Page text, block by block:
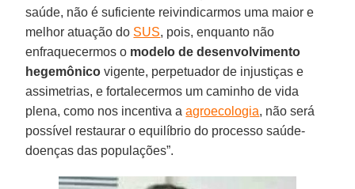
saúde, não é suficiente reivindicarmos uma maior e
melhor atuação do SUS, pois, enquanto não
enfraquecermos o modelo de desenvolvimento
hegemônico vigente, perpetuador de injustiças e
assimetrias, e fortalecermos um caminho de vida
plena, como nos incentiva aagroecologia, não será
possível restaurar o equilíbrio do processo saúde-
doenças das populações”.